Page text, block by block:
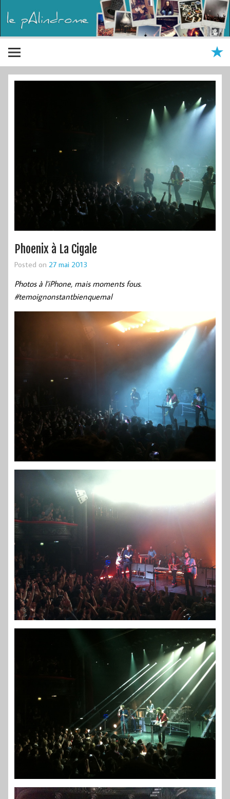
Phoenix à La Cigale
Posted on 27 mai 2013
Photos à l’iPhone, mais moments fous.
#temoignonstantbienquemal